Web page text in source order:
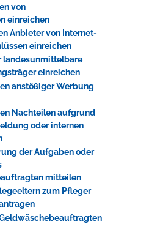
von
einreichen
Anbieter von Internet-
einreichen
landesunmittelbare
einreichen
anstößiger Werbung
Nachteilen aufgrund
oder internen
der Aufgaben oder
mitteilen
zum Pfleger